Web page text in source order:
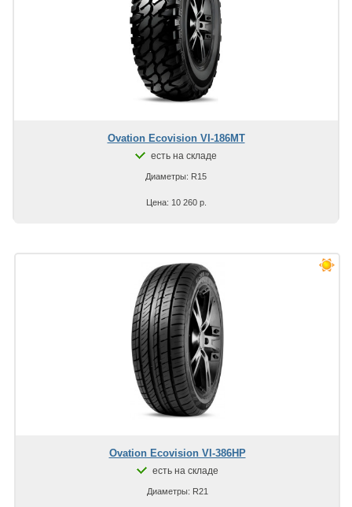
Ovation Ecovision VI-186MT
есть на складе
Диаметры: R15
Цена: 10 260 р.
Ovation Ecovision VI-386HP
есть на складе
Диаметры: R21